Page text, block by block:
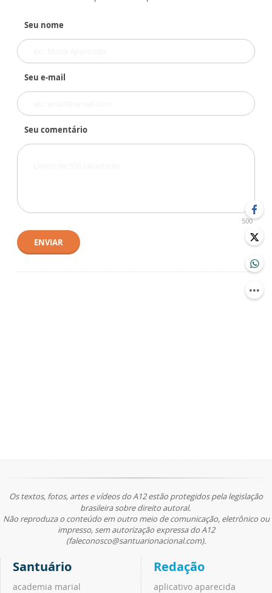
Seu nome
Seu e-mail
Seu comentário
500
ENVIAR
Os textos, fotos, artes e vídeos do A12 estão protegidos pela legislação
brasileira sobre direito autoral.
Não reproduza o conteúdo em outro meio de comunicação, eletrônico ou
impresso, sem autorização expressa do A12
(faleconosco@santuarionacional.com).
Santuário
academia marial
Redação
aplicativo aparecida